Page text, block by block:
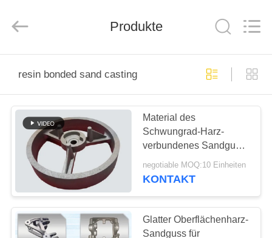
PRODUKTE
ÜBER
UNS
FABRIK-
AUSFLUG
Rights
by
Produkte
resin bonded sand casting
Material des
Schwungrad-Harz-
verbundenes Sandguss-
FCD550 GGG55 mit
glatter Oberfläche
negotiable MOQ:10 Einheiten
KONTAKT
Glatter Oberflächenharz-
Sandguss für